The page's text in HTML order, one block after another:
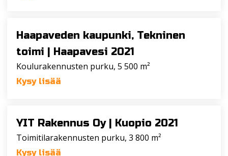
Haapaveden kaupunki, Tekninen
toimi | Haapavesi 2021
Koulurakennusten purku, 5 500 m²
Kysy lisää
YIT Rakennus Oy | Kuopio 2021
Toimitilarakennusten purku, 3 800 m²
Kysy lisää